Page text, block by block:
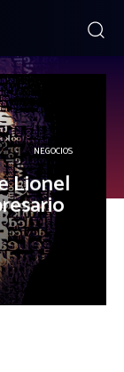
NEGOCIOS
Lionel